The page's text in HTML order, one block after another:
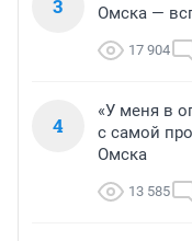
3
Омска —
17 904
4
«У меня в
с самой
Омска
13 585